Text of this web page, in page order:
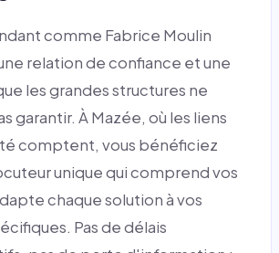
comme Fabrice Moulin
relation de confiance et une
les grandes structures ne
garantir. À Mazée, où les liens
comptent, vous bénéficiez
unique qui comprend vos
chaque solution à vos
Pas de délais